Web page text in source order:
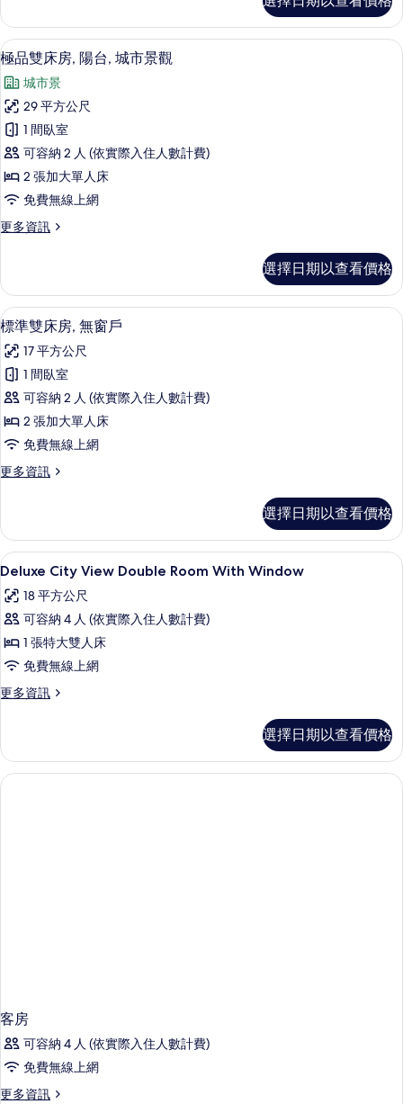
市
景
觀
的
所
有
相
片
四
人
房,
台,
城
市
景
觀
的
詳
情
顯
示
極
品
雙
床
房,
台,
市
景
觀
的
所
有
相
片
7
極品雙床房, 陽台, 城市景觀
城市景
29 平方公尺
1 間臥室
可容納 2 人 (依實際入住人數計費)
2 張加大單人床
免費無線上網
更多資訊
更
雙
床
房,
台,
城
市
景
觀
的
詳
情
選擇日期以查看價格
顯
示
標
準
雙
床
無
戶
的
所
有
相
片
高級寢具、迷你吧、客房內保險箱、書
6
標準雙床房, 無窗戶
17 平方公尺
1 間臥室
可容納 2 人 (依實際入住人數計費)
2 張加大單人床
免費無線上網
更多資訊
更
雙
床
房,
窗
戶
詳
情
選擇日期以查看價格
顯
示
Deluxe
City
View
Double
Room
的
所
高級寢具、迷你吧、客房內保險箱、書
8
Deluxe City View Double Room With Window
18 平方公尺
可容納 4 人 (依實際入住人數計費)
1 張特大雙人床
免費無線上網
更多資訊
更
View
Double
Room
選擇日期以查看價格
客房
可容納 4 人 (依實際入住人數計費)
免費無線上網
更多資訊
更